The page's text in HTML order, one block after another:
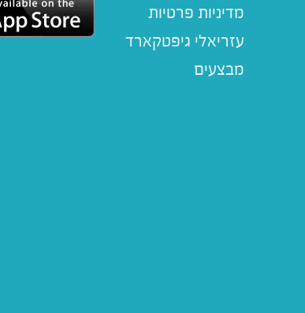
מדיניות פרטיות
עזריאלי גיפטקארד
מבצעים